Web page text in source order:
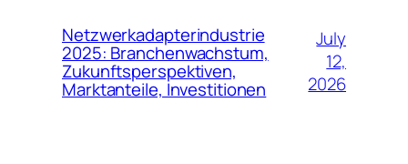
Netzwerkadapterindustrie
2025: Branchenwachstum,
Zukunftsperspektiven,
Marktanteile, Investitionen
July
12,
2026